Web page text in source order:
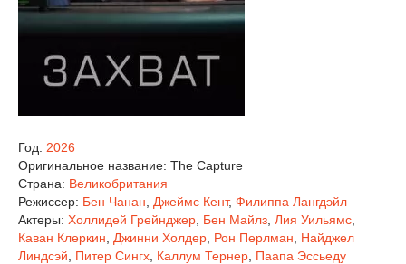
Год: 2026
Оригинальное название: The Capture
Страна: Великобритания
Режиссер: Бен Чанан Джеймс Кент, Филиппа Лангдэйл
Актеры: Холлидей Грейнджер Бен Майлз Лия Уильямс
Каван Клеркин
Джинни Холдер Рон Перлман
Найджел
Линдсэй
Питер Сингх Каллум Тернер Паапа Эссьеду